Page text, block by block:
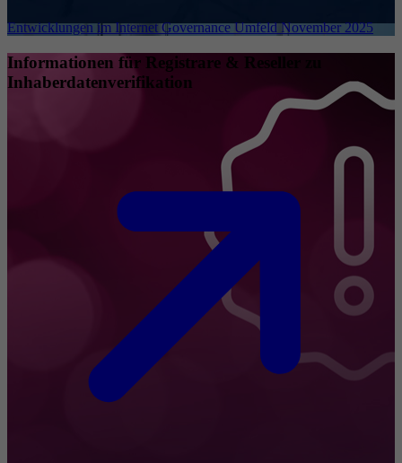
Entwicklungen im Internet Governance Umfeld November 2025
Informationen für Registrare & Reseller zu
Inhaberdatenverifikation